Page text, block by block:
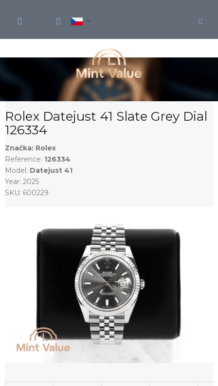
obsah
Rolex Datejust 41 Slate Grey Dial
126334
Značka: Rolex
Reference: 126334
Model: Datejust 41
Year: 2025
SKU: 600229